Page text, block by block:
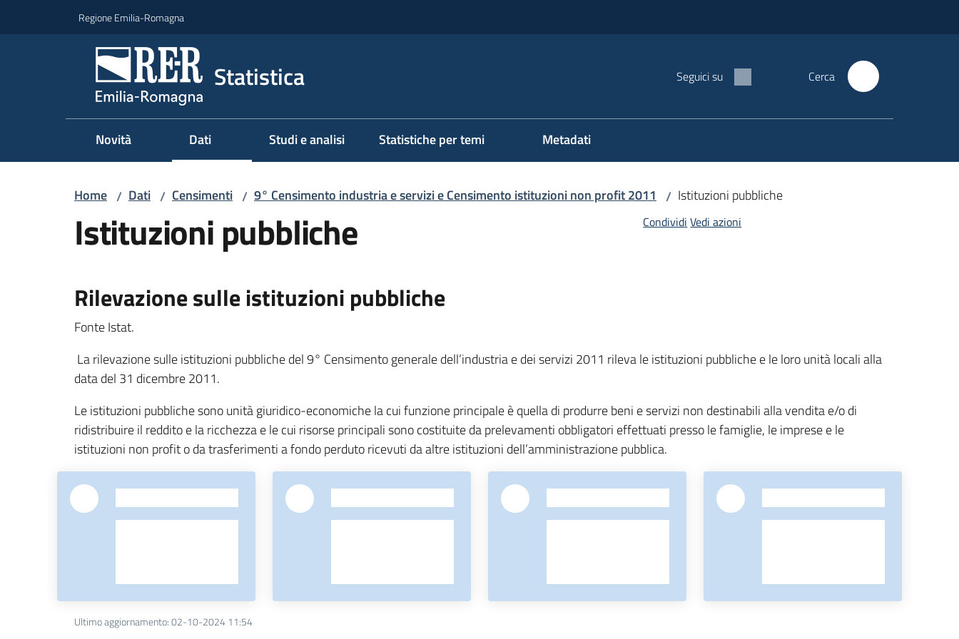
Regione Emilia-Romagna
Statistica Seguici su Cerca
Novità Dati Studi e analisi Statistiche per temi Metadati
Home / Dati / Censimenti / 9° Censimento industria e servizi e Censimento istituzioni non profit 2011 / Istituzioni pubbliche
Istituzioni pubbliche Condividi Vedi azioni
Rilevazione sulle istituzioni pubbliche
Fonte Istat.
La rilevazione sulle istituzioni pubbliche del 9° Censimento generale dell’industria e dei servizi 2011 rileva le istituzioni pubbliche e le loro unità locali alla
data del 31 dicembre 2011.
Le istituzioni pubbliche sono unità giuridico-economiche la cui funzione principale è quella di produrre beni e servizi non destinabili alla vendita e/o di
ridistribuire il reddito e la ricchezza e le cui risorse principali sono costituite da prelevamenti obbligatori effettuati presso le famiglie, le imprese e le
istituzioni non profit o da trasferimenti a fondo perduto ricevuti da altre istituzioni dell’amministrazione pubblica.
Ultimo aggiornamento:02-10-2024 11:54